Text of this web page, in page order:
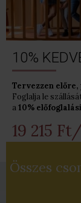
10%
Tervezzen
Foglalja le
a10%
19 215
Összes